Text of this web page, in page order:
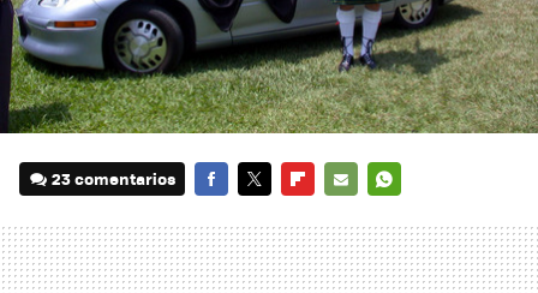
23 comentarios
MAIL